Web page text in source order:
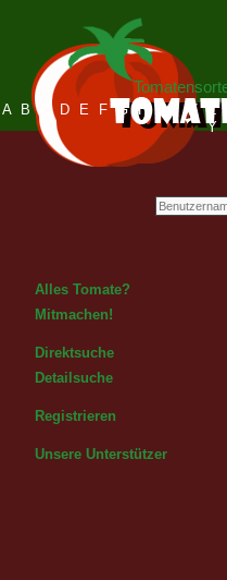
A B C D E F G H I J K L
Y
Alles Tomate?
Mitmachen!
Direktsuche
Detailsuche
Registrieren
Unsere Unterstützer